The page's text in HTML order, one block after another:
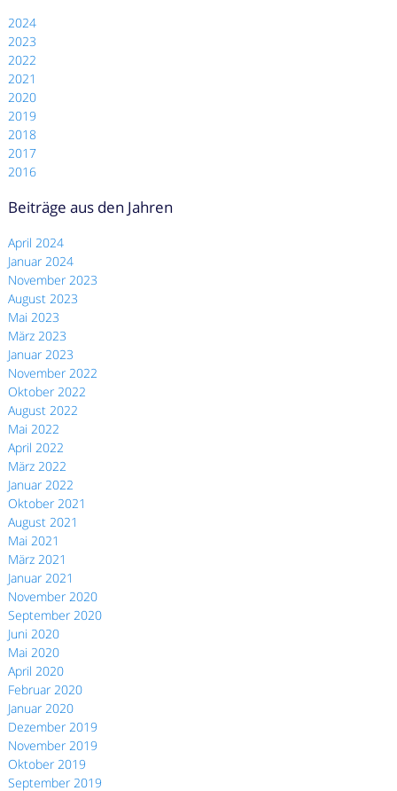
2024
2023
2022
2021
2020
2019
2018
2017
2016
Beiträge aus den Jahren
April 2024
Januar 2024
November 2023
August 2023
Mai 2023
März 2023
Januar 2023
November 2022
Oktober 2022
August 2022
Mai 2022
April 2022
März 2022
Januar 2022
Oktober 2021
August 2021
Mai 2021
März 2021
Januar 2021
November 2020
September 2020
Juni 2020
Mai 2020
April 2020
Februar 2020
Januar 2020
Dezember 2019
November 2019
Oktober 2019
September 2019